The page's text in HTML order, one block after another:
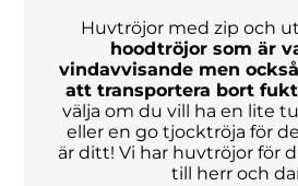
Huvtröjor med zip och
hoodtröjor som är
vindavvisande men
att transportera bort
välja om du vill ha en lite
eller en go tjocktröja för
är ditt! Vi har huvtröjor för
till herr och